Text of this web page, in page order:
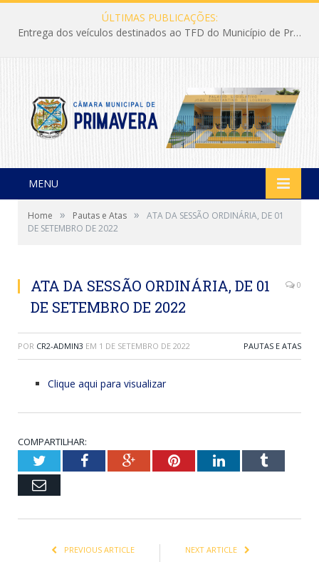
ÚLTIMAS PUBLICAÇÕES:
Entrega dos veículos destinados ao TFD do Município de Primavera
MENU
Home » Pautas e Atas »
ATA DA SESSÃO ORDINÁRIA, DE 01
DE SETEMBRO DE 2022
ATA DA SESSÃO ORDINÁRIA, DE 01
DE SETEMBRO DE 2022
0
POR CR2-ADMIN3 EM 1 DE SETEMBRO DE 2022 PAUTAS E ATAS
Clique aqui para visualizar
COMPARTILHAR:
TwitterFacebookGoogle+PinterestLinkedInTumblr
Email
PREVIOUS ARTICLE NEXT ARTICLE